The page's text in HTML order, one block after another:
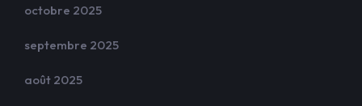
octobre 2025
septembre 2025
août 2025